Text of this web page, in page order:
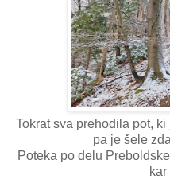
Tokrat sva prehodila pot,
pa je šele
Poteka po delu
kar